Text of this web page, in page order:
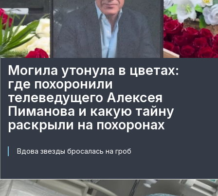
Могила утонула в цветах:
где похоронили
телеведущего Алексея
Пиманова и какую тайну
раскрыли на похоронах
Вдова звезды бросалась на гроб